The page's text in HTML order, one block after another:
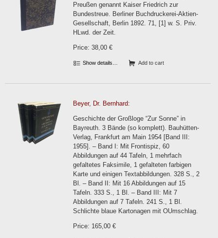
Preußen genannt Kaiser Friedrich zur
Bundestreue. Berliner Buchdruckerei-Aktien-
Gesellschaft, Berlin 1892. 71, [1] w. S. Priv.
HLwd. der Zeit.
Price: 38,00 €
Show details… Add to cart
Beyer, Dr. Bernhard:
Geschichte der Großloge “Zur Sonne” in
Bayreuth. 3 Bände (so komplett). Bauhütten-
Verlag, Frankfurt am Main 1954 [Band III:
1955]. – Band I: Mit Frontispiz, 60
Abbildungen auf 44 Tafeln, 1 mehrfach
gefaltetes Faksimile, 1 gefalteten farbigen
Karte und einigen Textabbildungen. 328 S., 2
Bl. – Band II: Mit 16 Abbildungen auf 15
Tafeln. 333 S., 1 Bl. – Band III: Mit 7
Abbildungen auf 7 Tafeln. 241 S., 1 Bl.
Schlichte blaue Kartonagen mit OUmschlag.
Price: 165,00 €